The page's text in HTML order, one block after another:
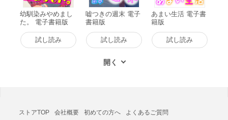
幼馴染みやめまし
た。 電子書籍版
試し読み
嘘つきの週末 電子
書籍版
試し読み
あまい生活 電子書
籍版
試し読み
ストアTOP 会社概要 初めての方へ
よくあるご質問